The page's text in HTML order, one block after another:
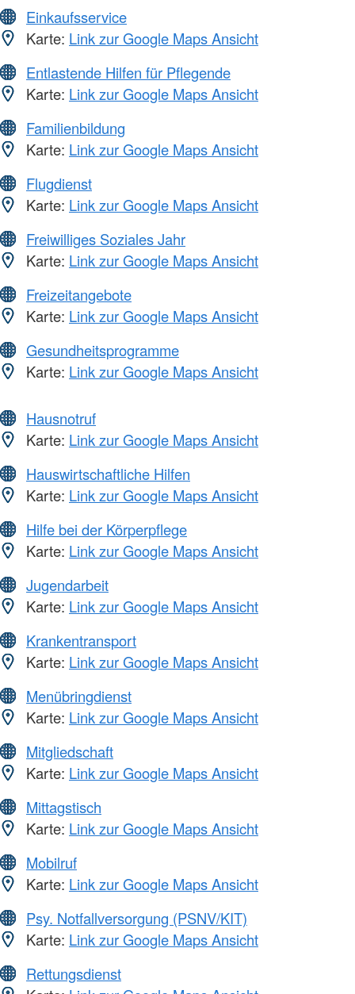
Einkaufsservice
Karte: Link zur Google Maps Ansicht
Entlastende Hilfen für Pflegende
Karte: Link zur Google Maps Ansicht
Familienbildung
Karte: Link zur Google Maps Ansicht
Flugdienst
Karte: Link zur Google Maps Ansicht
Freiwilliges Soziales Jahr
Karte: Link zur Google Maps Ansicht
Freizeitangebote
Karte: Link zur Google Maps Ansicht
Gesundheitsprogramme
Karte: Link zur Google Maps Ansicht
Hausnotruf
Karte: Link zur Google Maps Ansicht
Hauswirtschaftliche Hilfen
Karte: Link zur Google Maps Ansicht
Hilfe bei der Körperpflege
Karte: Link zur Google Maps Ansicht
Jugendarbeit
Karte: Link zur Google Maps Ansicht
Krankentransport
Karte: Link zur Google Maps Ansicht
Menübringdienst
Karte: Link zur Google Maps Ansicht
Mitgliedschaft
Karte: Link zur Google Maps Ansicht
Mittagstisch
Karte: Link zur Google Maps Ansicht
Mobilruf
Karte: Link zur Google Maps Ansicht
Psy. Notfallversorgung (PSNV/KIT)
Karte: Link zur Google Maps Ansicht
Rettungsdienst